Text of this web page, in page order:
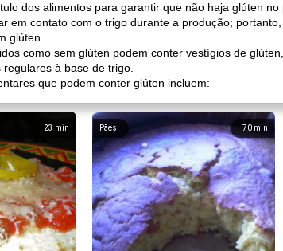
dos alimentos para garantir que não haja glúten no
em contato com o trigo durante a produção;
glúten.
como sem glúten podem conter vestígios de
à base de trigo.
que podem conter glúten incluem:
23 min 70 min
Pães